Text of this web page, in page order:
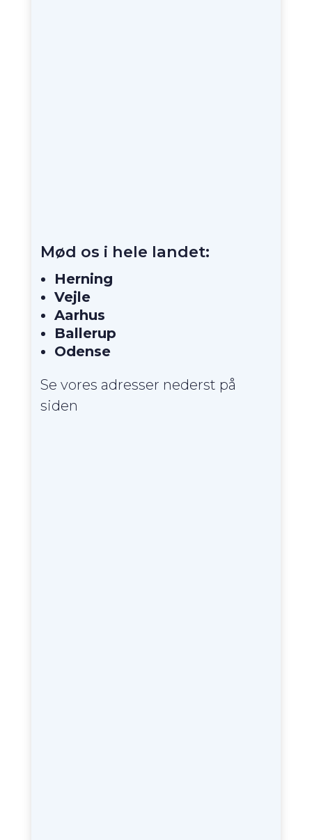
Mød os i hele landet:
Herning
Vejle
Aarhus
Ballerup
Odense
Se vores adresser nederst på
siden